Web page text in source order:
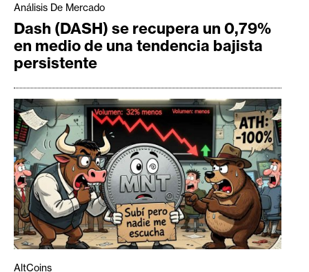
Análisis De Mercado
Dash (DASH) se recupera un 0,79%
en medio de una tendencia bajista
persistente
AltCoins